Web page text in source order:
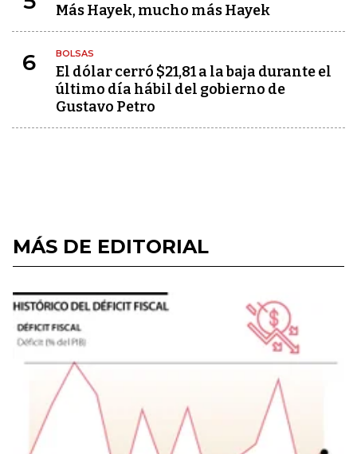
Más Hayek, mucho más Hayek
6 BOLSAS
El dólar cerró $21,81 a la baja durante el
último día hábil del gobierno de
Gustavo Petro
MÁS DE EDITORIAL